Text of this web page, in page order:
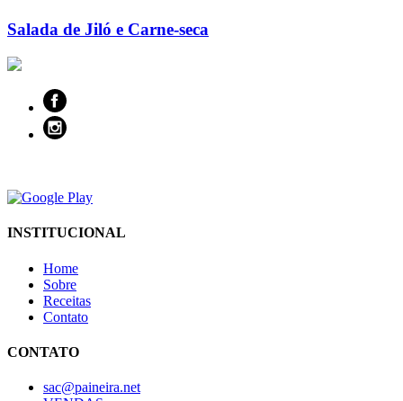
Salada de Jiló e Carne-seca
INSTITUCIONAL
Home
Sobre
Receitas
Contato
CONTATO
sac@paineira.net